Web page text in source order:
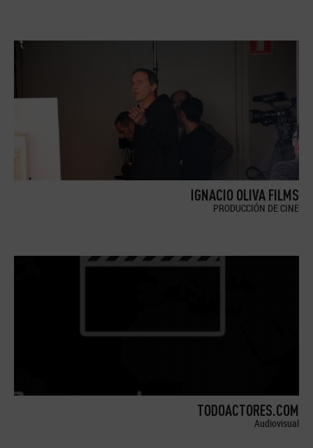
IGNACIO OLIVA FILMS
PRODUCCIÓN DE CINE
TODOACTORES.COM
Audiovisual